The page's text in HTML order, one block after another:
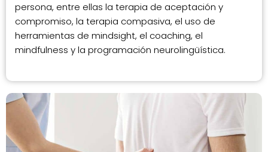
persona, entre ellas la terapia de aceptación y
compromiso, la terapia compasiva, el uso de
herramientas de mindsight, el coaching, el
mindfulness y la programación neurolingüística.